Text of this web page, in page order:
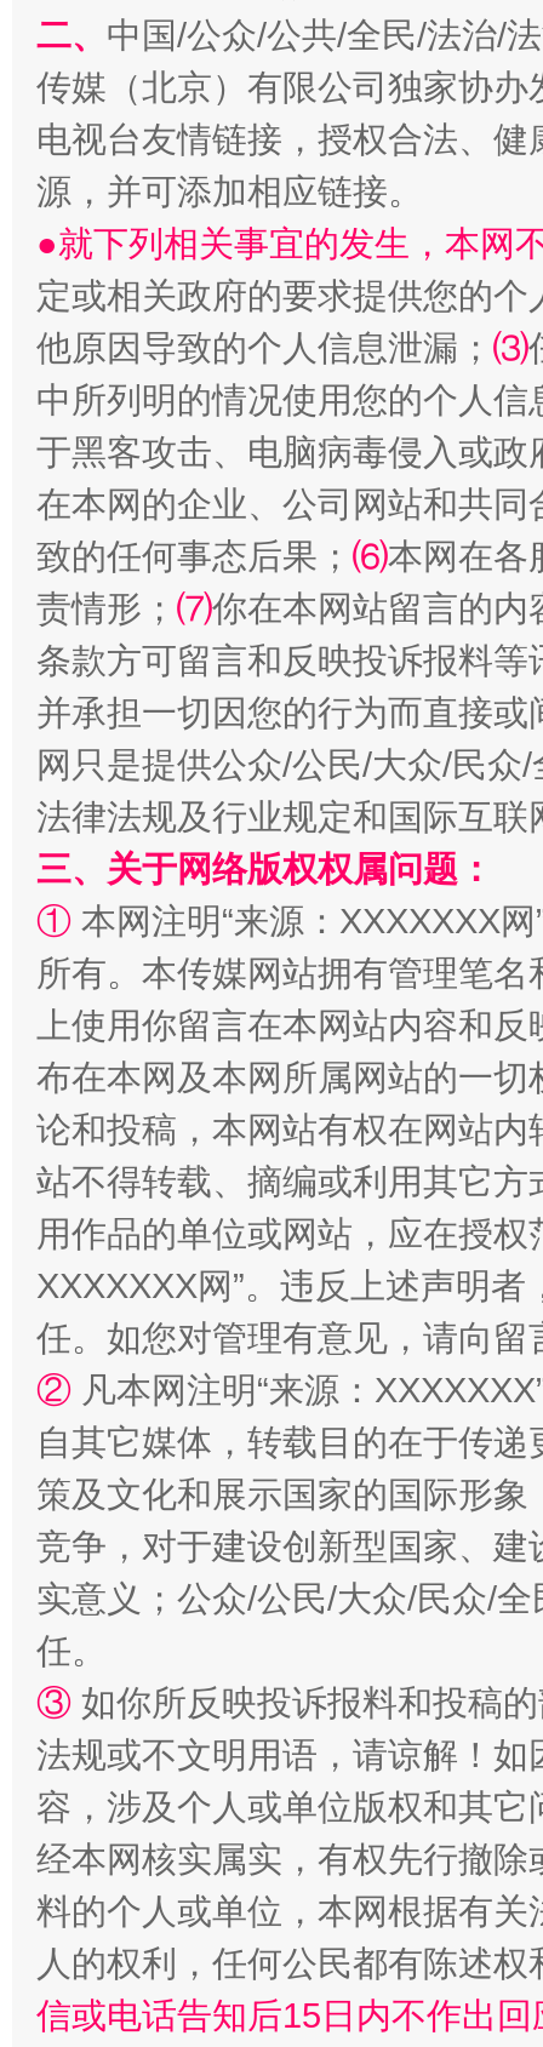
揭开“小金库”的免责幌子
受贿1.44亿！段成刚被判无期 从幼
阿坝州三大球赛在茂县开幕 规模
国家大学科技园优化重塑工作
“蜀中异人”王建安的艺术幻境
二、 中国/公众/公共/全民/法治/
传媒（北京）有限公司独家协
电视台友情链接，授权合法、
源，并可添加相应链接。
●就下列相关事宜的发生，本网
定或相关政府的要求提供您的个
他原因导致的个人信息泄漏； ⑶
中所列明的情况使用您的个人
于黑客攻击、电脑病毒侵入或
在本网的企业、公司网站和共
致的任何事态后果； ⑹本网在各
责情形； ⑺你在本网站留言的内
条款方可留言和反映投诉报料
并承担一切因您的行为而直接
网只是提供公众/公民/大众/民
法律法规及行业规定和国际互
三、关于网络版权权属问题：
① 本网注明“来源：XXXXXXX
所有。本传媒网站拥有管理笔
上使用你留言在本网站内容和
布在本网及本网所属网站的一
论和投稿，本网站有权在网站
站不得转载、摘编或利用其它
用作品的单位或网站，应在授
XXXXXXX网”。违反上述声明
任。如您对管理有意见，请向
② 凡本网注明“来源：
自其它媒体，转载目的在于传
策及文化和展示国家的国际形
竞争，对于建设创新型国家、
实意义；公众/公民/大众/民众/
任。
③ 如你所反映投诉报料和投稿
法规或不文明用语，请谅解！
容，涉及个人或单位版权和其它
经本网核实属实，有权先行撤
料的个人或单位，本网根据有
人的权利，任何公民都有陈述
信或电话告知后15日内不作出